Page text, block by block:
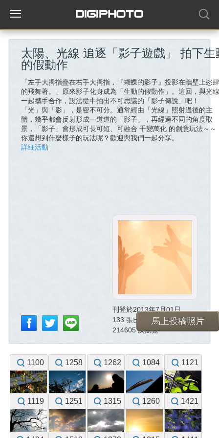
太陽、光線 追逐「影子遊戲」 拍下生
的假動作
「左手大拇指疊在右手大拇指，『蝴蝶的影子』投影在牆壁上恣
的飛舞著。」原來影子化身成為「生動的假動作」。這回，與光
一起攜手合作，設法從中拍出不可思議的「影子傳說」吧！
「光」與「影」，是密不可分。通常經由「光線」照射過後的主
體，幾乎都會反射形成一道道的「影子」，再經過不同的角度取
景，「影子」會形成可長可短、可融合 千變萬化 的創意玩法～～
你還想到什麼樣子的玩法呢？歡迎與我們一起分享。
詳細活動
馬上投稿照片
刊登於2013年7月01日
133 張已投稿照片
214605 次瀏覽
1100 1258 1262 1084 1121
1119 1251 1315 1260 1421